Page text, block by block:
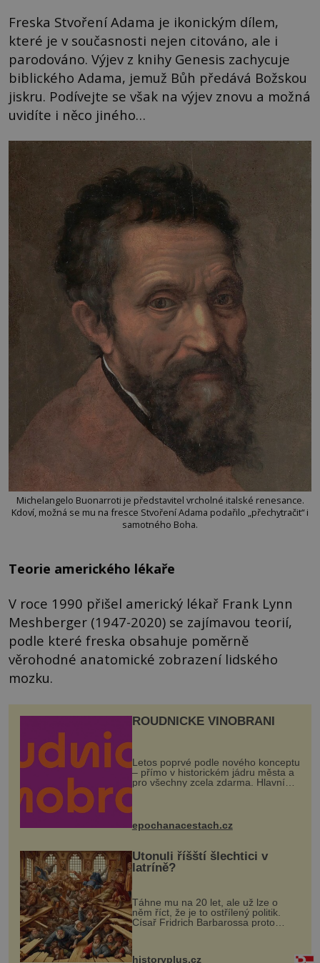
Freska Stvoření Adama je ikonickým dílem,
které je v současnosti nejen citováno, ale i
parodováno. Výjev z knihy Genesis zachycuje
biblického Adama, jemuž Bůh předává Božskou
jiskru. Podívejte se však na výjev znovu a možná
uvidíte i něco jiného…
Michelangelo Buonarroti je představitel vrcholné italské renesance.
Kdoví, možná se mu na fresce Stvoření Adama podařilo „přechytračit“ i
samotného Boha.
Teorie amerického lékaře
V roce 1990 přišel americký lékař Frank Lynn
Meshberger (1947-2020) se zajímavou teorií,
podle které freska obsahuje poměrně
věrohodné anatomické zobrazení lidského
mozku.
ROUDNICKÉ VINOBRANÍ
Letos poprvé podle nového konceptu
– přímo v historickém jádru města a
pro všechny zcela zdarma. Hlavní
program se odehraje na Karlově a
mohou těšit na víno, burčák, pes...
epochanacestach.cz
Utonuli říšští šlechtici v
latríně?
Táhne mu na 20 let, ale už lze o
něm říct, že je to ostřílený politik.
Císař Fridrich Barbarossa proto
posílá svého syna a dědice Jindřicha
VI. do Erfurtu, aby se stal
prostředníkem při řešení sporu m...
historyplus.cz